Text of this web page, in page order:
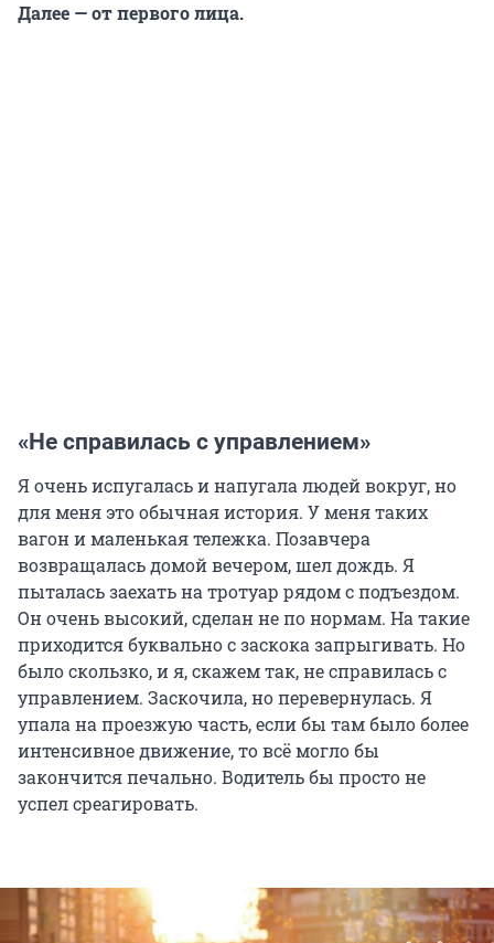
Далее — от первого лица.
«Не справилась с управлением»
Я очень испугалась и напугала людей вокруг, но
для меня это обычная история. У меня таких
вагон и маленькая тележка. Позавчера
возвращалась домой вечером, шел дождь. Я
пыталась заехать на тротуар рядом с подъездом.
Он очень высокий, сделан не по нормам. На такие
приходится буквально с заскока запрыгивать. Но
было скользко, и я, скажем так, не справилась с
управлением. Заскочила, но перевернулась. Я
упала на проезжую часть, если бы там было более
интенсивное движение, то всё могло бы
закончится печально. Водитель бы просто не
успел среагировать.